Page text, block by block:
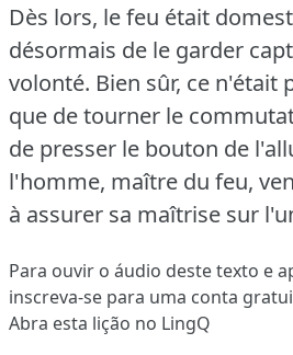
Dès lors, le feu était
désormais de le garder
volonté. Bien sûr, ce n'était
que de tourner le
de presser le bouton de
l'homme, maître du feu,
à assurer sa maîtrise sur
Para ouvir o áudio deste texto e
inscreva-se para uma conta
Abra esta lição no LingQ